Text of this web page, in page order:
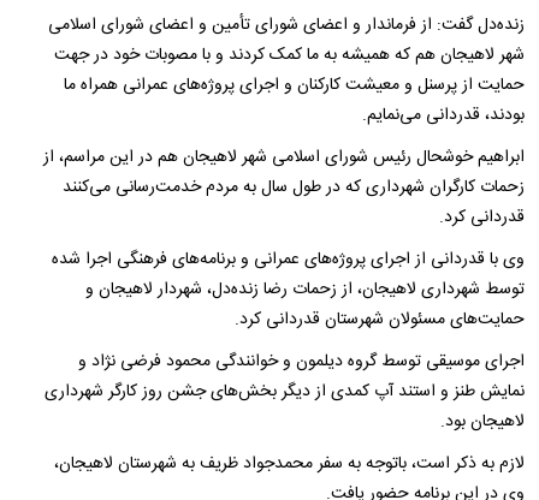
زنده‌دل گفت: از فرماندار و اعضای شورای تأمین و اعضای شورای اسلامی
شهر لاهیجان هم که همیشه به ما کمک کردند و با مصوبات خود در جهت
حمایت از پرسنل و معیشت کارکنان و اجرای پروژه‌های عمرانی همراه ما
بودند، قدردانی می‌نمایم.
ابراهیم خوشحال رئیس شورای اسلامی شهر لاهیجان هم در این مراسم، از
زحمات کارگران شهرداری که در طول سال به مردم خدمت‌رسانی می‌کنند
قدردانی کرد.
وی با قدردانی از اجرای پروژه‌های عمرانی و برنامه‌های فرهنگی اجرا شده
توسط شهرداری لاهیجان، از زحمات رضا زنده‌دل، شهردار لاهیجان و
حمایت‌های مسئولان شهرستان قدردانی کرد.
اجرای موسیقی توسط گروه دیلمون و خوانندگی محمود فرضی نژاد و
نمایش طنز و استند آپ کمدی از دیگر بخش‌های جشن روز کارگر شهرداری
لاهیجان بود.
لازم به ذکر است، باتوجه به سفر محمدجواد ظریف به شهرستان لاهیجان،
وی در این برنامه حضور یافت.